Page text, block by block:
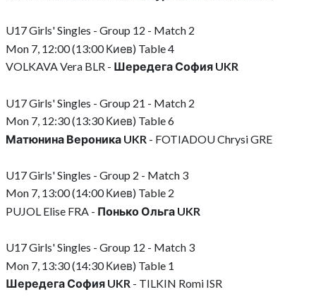
U17 Girls' Singles - Group 12 - Match 2
Mon 7, 12:00 (13:00 Киев) Table 4
VOLKAVA Vera BLR - Шередега София UKR
U17 Girls' Singles - Group 21 - Match 2
Mon 7, 12:30 (13:30 Киев) Table 6
Матюнина Вероника UKR - FOTIADOU Chrysi GRE
U17 Girls' Singles - Group 2 - Match 3
Mon 7, 13:00 (14:00 Киев) Table 2
PUJOL Elise FRA - Понько Ольга UKR
U17 Girls' Singles - Group 12 - Match 3
Mon 7, 13:30 (14:30 Киев) Table 1
Шередега София UKR - TILKIN Romi ISR